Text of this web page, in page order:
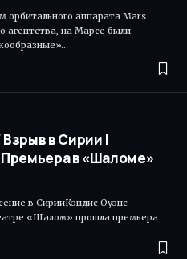
орбитального аппарата Mars
агентства, на Марсе были
в Сирии |
в «Шаломе»
в СирииКэндис Оуэнс
«Шалом» прошла премьера